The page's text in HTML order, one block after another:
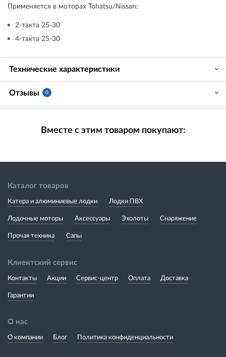
Применяется в моторах Tohatsu/Nissan:
2-такта 25-30
4-такта 25-30
Технические характеристики
Отзывы 0
Вместе с этим товаром покупают:
Каталог товаров
Катера и алюминиевые лодки Лодки ПВХ
Лодочные моторы Аксессуары Эхолоты Снаряжение
Прочая техника Сапы
Клиентский сервис
Контакты Акции Сервис-центр Оплата Доставка
Гарантии
О нас
О компании Блог Политика конфиденциальности